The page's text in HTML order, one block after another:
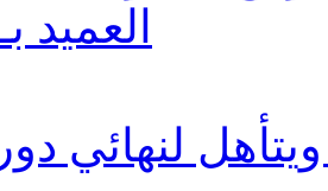
العميد بـ 10
لنهائي